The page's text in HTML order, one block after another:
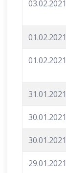
03.02.2021
01.02.2021
01.02.2021
31.01.2021
30.01.2021
30.01.2021
29.01.2021